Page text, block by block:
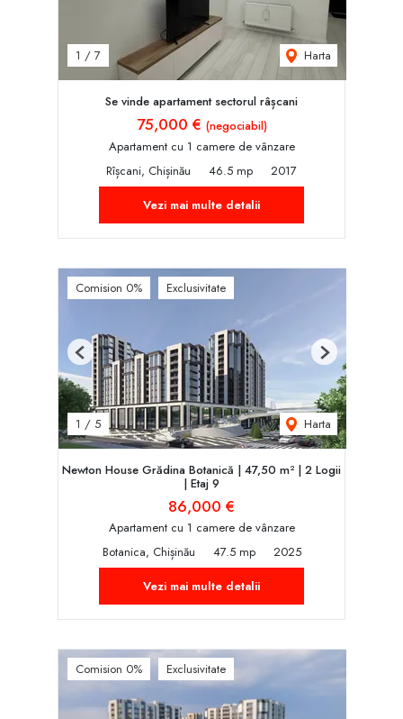
1 / 7 Harta
Se vinde apartament sectorul râșcani
75,000 € (negociabil)
Apartament cu 1 camere de vânzare
Rîșcani, Chișinău
46.5 mp
2017
Vezi mai multe detalii
Comision 0% Exclusivitate
1 / 5 Harta
Previous Next
Newton House Grădina Botanică | 47,50 m² | 2 Logii
| Etaj 9
86,000 €
Apartament cu 1 camere de vânzare
Botanica, Chișinău
47.5 mp
2025
Vezi mai multe detalii
Comision 0% Exclusivitate